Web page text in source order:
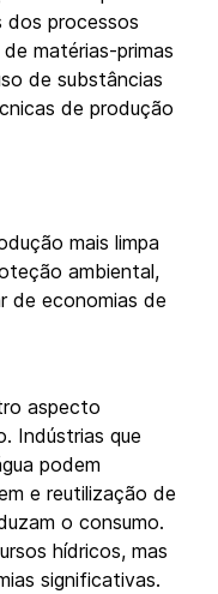
dos processos
matérias-primas
de substâncias
de produção
mais limpa
ambiental,
de economias de
aspecto
Indústrias que
podem
e reutilização de
o consumo.
hídricos, mas
significativas.